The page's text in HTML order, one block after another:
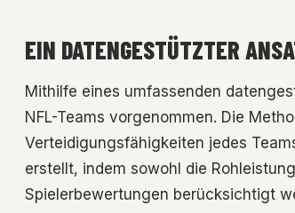
EIN DATENGESTÜTZTER
Mithilfe eines umfassenden
NFL-Teams vorgenommen. Die
Verteidigungsfähigkeiten jedes
erstellt, indem sowohl die
Spielerbewertungen berücksichtigt